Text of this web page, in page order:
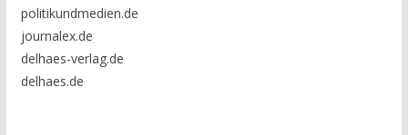
politikundmedien.de
journalex.de
delhaes-verlag.de
delhaes.de